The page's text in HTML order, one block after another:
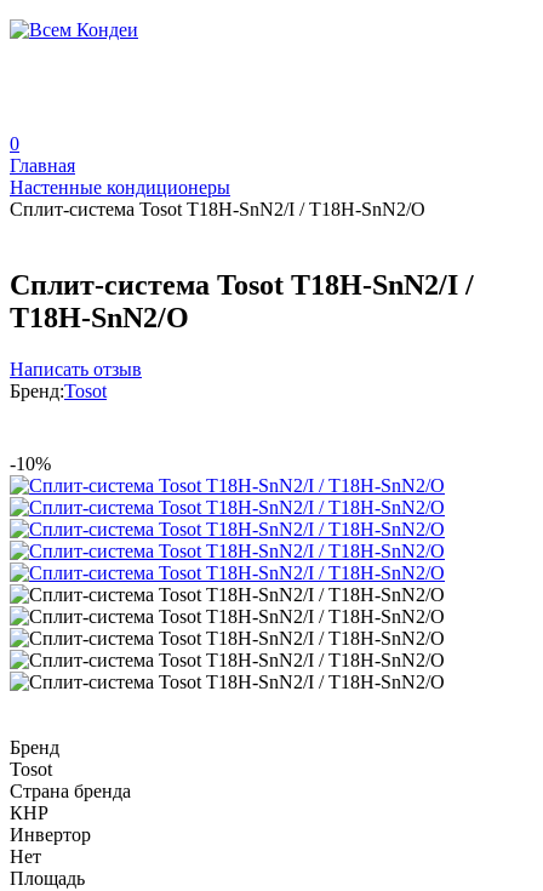
0
Главная
Настенные кондиционеры
Сплит-система Tosot T18H-SnN2/I / T18H-SnN2/O
Сплит-система Tosot T18H-SnN2/I /
T18H-SnN2/O
Написать отзыв
Бренд:Tosot
-10%
Бренд
Tosot
Страна бренда
КНР
Инвертор
Нет
Площадь